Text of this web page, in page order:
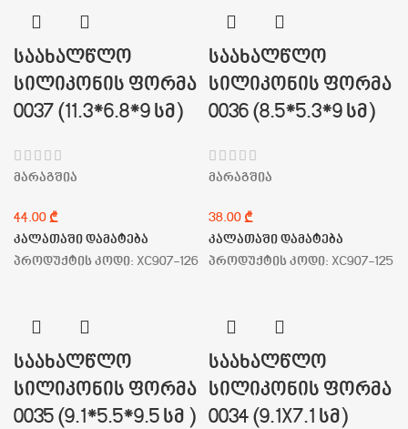
საახალწლო
სილიკონის ფორმა
0037 (11.3*6.8*9 სმ)
მარაგშია
₾
კალათაში დამატება
პროდუქტის კოდი: XC907-126
საახალწლო
სილიკონის ფორმა
0036 (8.5*5.3*9 სმ)
მარაგშია
₾
კალათაში დამატება
პროდუქტის კოდი: XC907-125
საახალწლო
სილიკონის ფორმა
0035 (9.1*5.5*9.5 სმ )
საახალწლო
სილიკონის ფორმა
0034 (9.1X7.1 სმ)